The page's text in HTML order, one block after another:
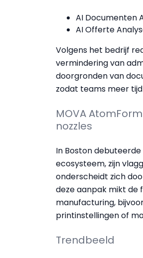
AI Documenten
AI Offerte
Volgens het bedrijf
vermindering van
doorgronden van
zodat teams meer
MOVA
nozzles
In Boston
ecosysteem, zijn
onderscheidt zich
deze aanpak mikt de
manufacturing,
printinstellingen of
Trendbeeld